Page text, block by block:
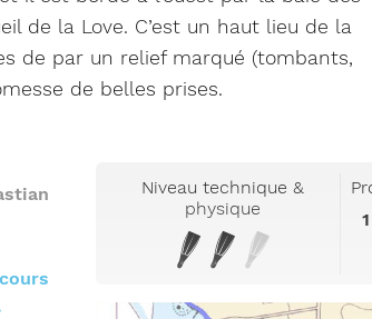
de la Love. C’est un haut lieu de la
de par un relief marqué (tombants,
de belles prises.
Niveau technique &
physique